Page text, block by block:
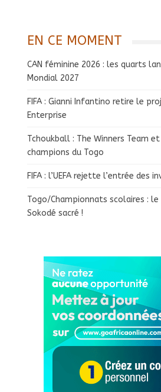
EN CE MOMENT
CAN féminine 2026 : les quarts
Mondial 2027
FIFA : Gianni Infantino retire le
Enterprise
Tchoukball : The Winners Team et
champions du Togo
FIFA : l’UEFA rejette l’entrée des
Togo/Championnats scolaires : le
Sokodé sacré !